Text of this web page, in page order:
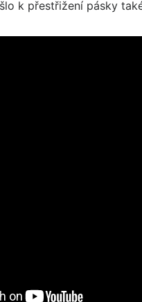
k přestřižení pásky